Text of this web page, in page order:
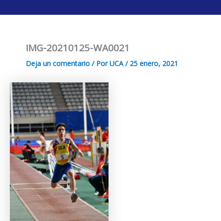
IMG-20210125-WA0021
Deja un comentario / PorUCA/ 25 enero, 2021